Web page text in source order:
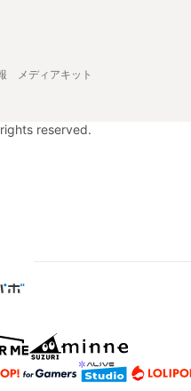
メディアキット
reserved.